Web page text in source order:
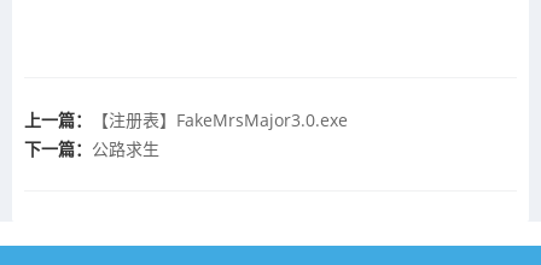
上一篇：
【注册表】FakeMrsMajor3.0.exe
下一篇： 公路求生